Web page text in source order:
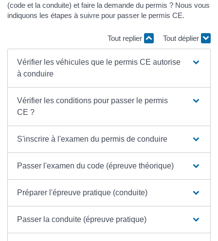
(code et la conduite) et faire la demande du permis ? Nous vous
indiquons les étapes à suivre pour passer le permis CE.
Tout replier Tout déplier
Vérifier les véhicules que le permis CE autorise
à conduire
Vérifier les conditions pour passer le permis
CE ?
S'inscrire à l'examen du permis de conduire
Passer l'examen du code (épreuve théorique)
Préparer l'épreuve pratique (conduite)
Passer la conduite (épreuve pratique)